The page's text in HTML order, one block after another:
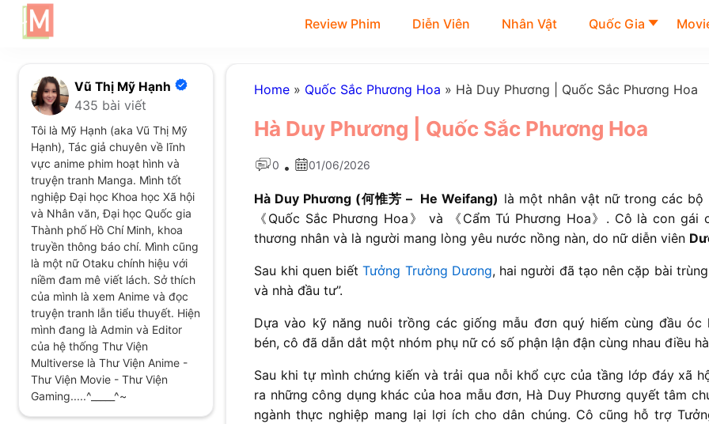
Review Phim Diễn Viên Nhân Vật Quốc Gia
Vũ Thị Mỹ Hạnh
435 bài viết
Tôi là Mỹ Hạnh (aka Vũ Thị Mỹ
Hạnh), Tác giả chuyên về lĩnh
vực anime phim hoạt hình và
truyện tranh Manga. Mình tốt
nghiệp Đại học Khoa học Xã hội
và Nhân văn, Đại học Quốc gia
Thành phố Hồ Chí Minh, khoa
truyền thông báo chí. Mình cũng
là một nữ Otaku chính hiệu với
niềm đam mê viết lách. Sở thích
của mình là xem Anime và đọc
truyện tranh lẫn tiểu thuyết. Hiện
mình đang là Admin và Editor
của hệ thống Thư Viện
Multiverse là Thư Viện Anime -
Thư Viện Movie - Thư Viện
Gaming.....^_____^~
Home » Quốc Sắc Phương Hoa » Hà Duy Phương | Quốc Sắc Phương Hoa
Hà Duy Phương | Quốc Sắc Phương Hoa
0 • 01/06/2026
Hà Duy Phương (何惟芳 – He Weifang) là một nhân vật nữ trong các bộ
《Quốc Sắc Phương Hoa》 và 《Cẩm Tú Phương Hoa》. Cô là con gái
thương nhân và là người mang lòng yêu nước nồng nàn, do nữ diễn viên
Sau khi quen biếtTưởng Trường Dương, hai người đã tạo nên cặp bài
và nhà đầu tư”.
Dựa vào kỹ năng nuôi trồng các giống mẫu đơn quý hiếm cùng đầu óc
bén, cô đã dẫn dắt một nhóm phụ nữ có số phận lận đận cùng nhau điều
Sau khi tự mình chứng kiến và trải qua nỗi khổ cực của tầng lớp đáy xã
ra những công dụng khác của hoa mẫu đơn, Hà Duy Phương quyết tâm
ngành thực nghiệp mang lại lợi ích cho dân chúng. Cô cũng hỗ trợ